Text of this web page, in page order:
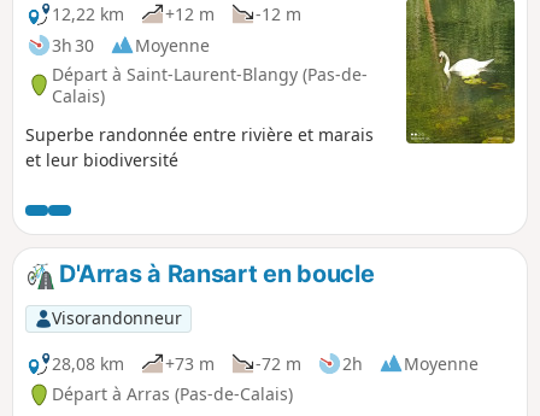
12,22 km
+12 m
-12 m
3h 30
Moyenne
Départ à Saint-Laurent-Blangy (Pas-de-
Calais)
Superbe randonnée entre rivière et marais
et leur biodiversité
D'Arras à Ransart en boucle
Visorandonneur
28,08 km
+73 m -72 m 2h
Moyenne
Départ à Arras (Pas-de-Calais)